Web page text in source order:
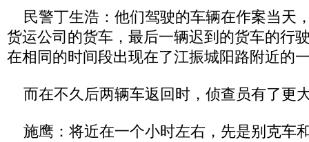
民警丁生浩：他们驾驶的车辆在作案当天
货运公司的货车，最后一辆迟到的货车的行
在相同的时间段出现在了江振城阳路附近的
而在不久后两辆车返回时，侦查员有了更
施鹰：将近在一个小时左右，先是别克车